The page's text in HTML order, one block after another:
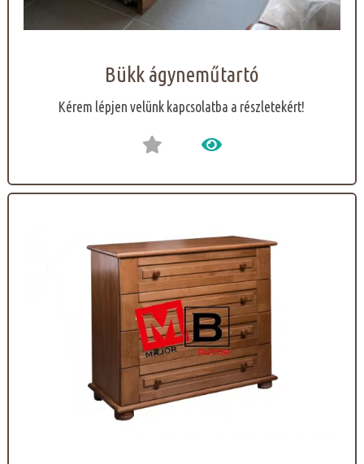
Bükk ágyneműtartó
Kérem lépjen velünk kapcsolatba a részletekért!